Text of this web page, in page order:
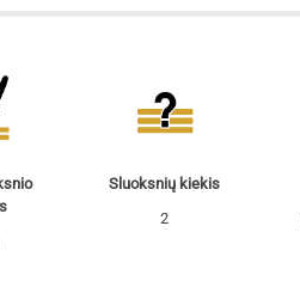
Sluoksnių kiekis
2